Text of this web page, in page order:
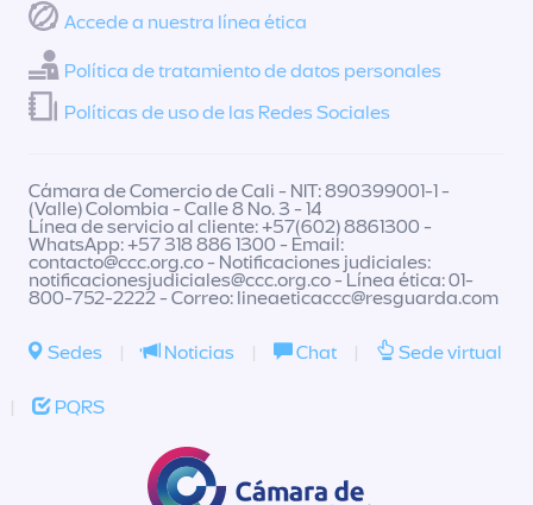
Accede a nuestra línea ética
Política de tratamiento de datos personales
Políticas de uso de las Redes Sociales
Cámara de Comercio de Cali - NIT: 890399001-1 -
(Valle) Colombia - Calle 8 No. 3 - 14
Línea de servicio al cliente: +57(602) 8861300 -
WhatsApp: +57 318 886 1300 - Email:
contacto@ccc.org.co- Notificaciones judiciales:
notificacionesjudiciales@ccc.org.co- Línea ética: 01-
800-752-2222 - Correo: lineaeticaccc@resguarda.com
Sedes | Noticias | Chat | Sede virtual
| PQRS